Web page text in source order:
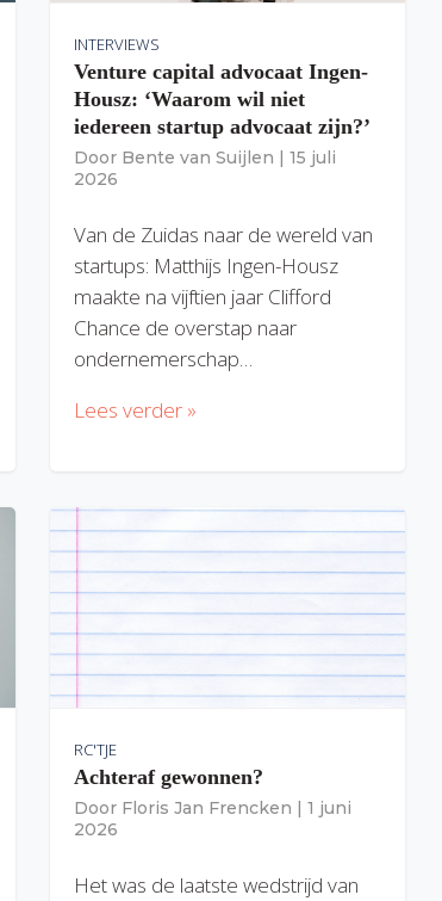
INTERVIEWS
Venture capital advocaat Ingen-
Housz: ‘Waarom wil niet
iedereen startup advocaat zijn?’
Door Bente van Suijlen | 15 juli
2026
Van de Zuidas naar de wereld van
startups: Matthijs Ingen-Housz
maakte na vijftien jaar Clifford
Chance de overstap naar
ondernemerschap…
Lees verder »
RC'TJE
Achteraf gewonnen?
Door Floris Jan Frencken | 1 juni
2026
Het was de laatste wedstrijd van